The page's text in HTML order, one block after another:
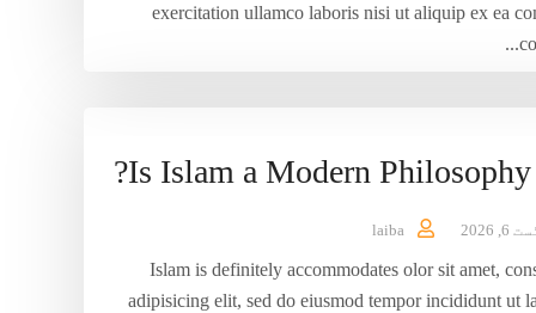
exercitation ullamco laboris nisi ut aliquip ex ea
Is Islam a Modern Philosophy?
2026
laiba
Islam is definitely accommodates olor sit amet,
adipisicing elit, sed do eiusmod tempor incididunt ut